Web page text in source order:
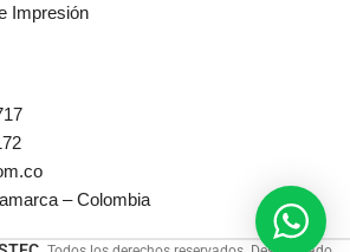
Impresión
– Colombia